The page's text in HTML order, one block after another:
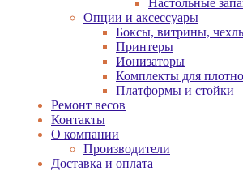
Настольные
Опции и аксессуары
Боксы, витрины,
Принтеры
Ионизаторы
Комплекты для
Платформы и стойки
Ремонт весов
Контакты
О компании
Производители
Доставка и оплата